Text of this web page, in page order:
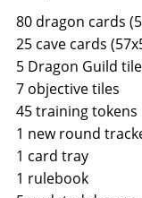
80 dragon cards
25 cave cards
5 Dragon Guild
7 objective tiles
45 training tokens
1 new round
1 card tray
1 rulebook